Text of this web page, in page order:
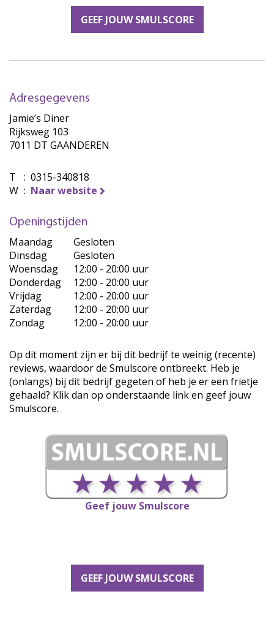
GEEF JOUW SMULSCORE
Adresgegevens
Jamie’s Diner
Rijksweg 103
7011 DT GAANDEREN
T : 0315-340818
W : Naar website
Openingstijden
Maandag
Gesloten
Dinsdag
Gesloten
Woensdag
12:00 - 20:00 uur
Donderdag
12:00 - 20:00 uur
Vrijdag
12:00 - 20:00 uur
Zaterdag
12:00 - 20:00 uur
Zondag
12:00 - 20:00 uur
Op dit moment zijn er bij dit bedrijf te weinig (recente)
reviews, waardoor de Smulscore ontbreekt. Heb je
(onlangs) bij dit bedrijf gegeten of heb je er een frietje
gehaald? Klik dan op onderstaande link en geef jouw
Smulscore.
Geef jouw Smulscore
GEEF JOUW SMULSCORE